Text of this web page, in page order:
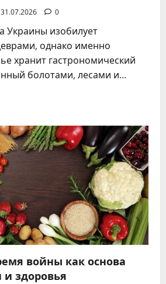
31.07.2026 0
Украины изобилует
однако именно
хранит гастрономический
болотами, лесами и...
войны как основа
здоровья